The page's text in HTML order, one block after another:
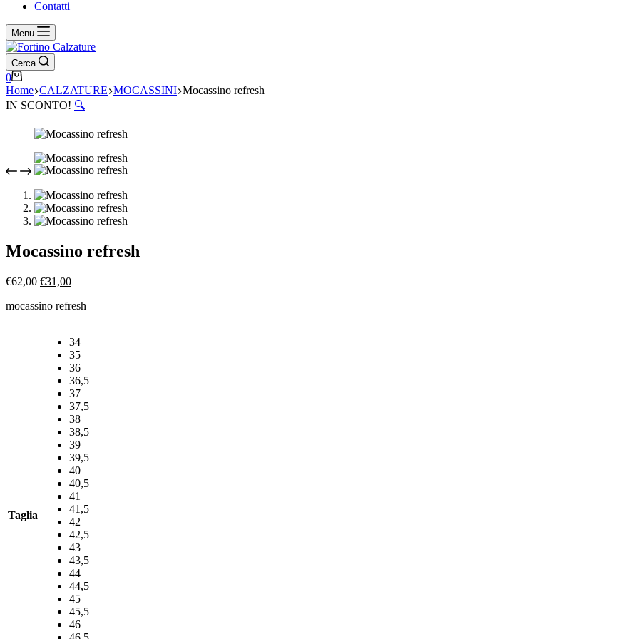
Contatti
Menu
Cerca
Carrello
0
Home CALZATURE MOCASSINI Mocassino refresh
IN SCONTO! 🔍
Mocassino refresh
€62,00 Il
originale
€31,00Il
attuale
mocassino refresh
Taglia
34
35
36
36,5
37
37,5
38
38,5
39
39,5
40
40,5
41
41,5
42
42,5
43
43,5
44
44,5
45
45,5
46